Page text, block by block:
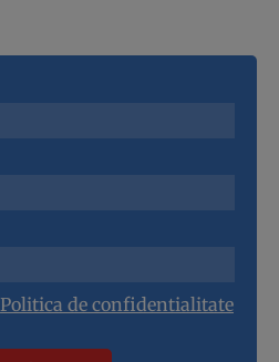
Politica de confidentialitate